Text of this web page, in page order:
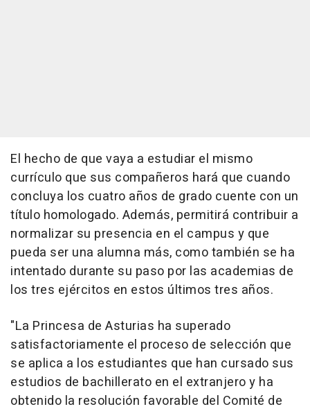
El hecho de que vaya a estudiar el mismo
currículo que sus compañeros hará que cuando
concluya los cuatro años de grado cuente con un
título homologado. Además, permitirá contribuir a
normalizar su presencia en el campus y que
pueda ser una alumna más, como también se ha
intentado durante su paso por las academias de
los tres ejércitos en estos últimos tres años.
"La Princesa de Asturias ha superado
satisfactoriamente el proceso de selección que
se aplica a los estudiantes que han cursado sus
estudios de bachillerato en el extranjero y ha
obtenido la resolución favorable del Comité de